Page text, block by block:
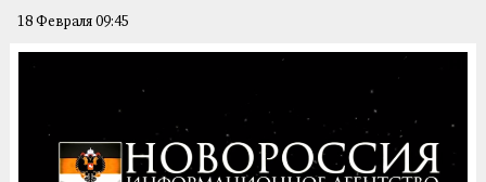
18 Февраля 09:45